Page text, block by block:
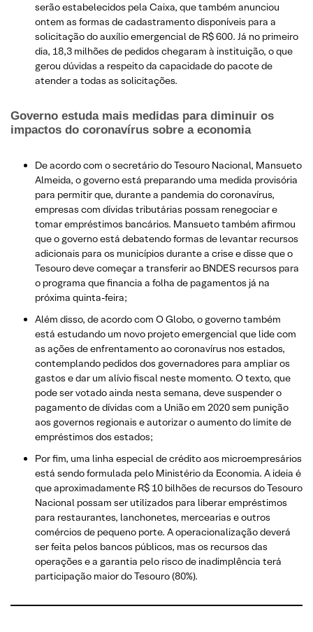
serão estabelecidos pela Caixa, que também anunciou
ontem as formas de cadastramento disponíveis para a
solicitação do auxílio emergencial de R$ 600. Já no primeiro
dia, 18,3 milhões de pedidos chegaram à instituição, o que
gerou dúvidas a respeito da capacidade do pacote de
atender a todas as solicitações.
Governo estuda mais medidas para diminuir os
impactos do coronavírus sobre a economia
De acordo com o secretário do Tesouro Nacional, Mansueto
Almeida, o governo está preparando uma medida provisória
para permitir que, durante a pandemia do coronavírus,
empresas com dívidas tributárias possam renegociar e
tomar empréstimos bancários. Mansueto também afirmou
que o governo está debatendo formas de levantar recursos
adicionais para os municípios durante a crise e disse que o
Tesouro deve começar a transferir ao BNDES recursos para
o programa que financia a folha de pagamentos já na
próxima quinta-feira;
Além disso, de acordo com O Globo, o governo também
está estudando um novo projeto emergencial que lide com
as ações de enfrentamento ao coronavírus nos estados,
contemplando pedidos dos governadores para ampliar os
gastos e dar um alívio fiscal neste momento. O texto, que
pode ser votado ainda nesta semana, deve suspender o
pagamento de dívidas com a União em 2020 sem punição
aos governos regionais e autorizar o aumento do limite de
empréstimos dos estados;
Por fim, uma linha especial de crédito aos microempresários
está sendo formulada pelo Ministério da Economia. A ideia é
que aproximadamente R$ 10 bilhões de recursos do Tesouro
Nacional possam ser utilizados para liberar empréstimos
para restaurantes, lanchonetes, mercearias e outros
comércios de pequeno porte. A operacionalização deverá
ser feita pelos bancos públicos, mas os recursos das
operações e a garantia pelo risco de inadimplência terá
participação maior do Tesouro (80%).